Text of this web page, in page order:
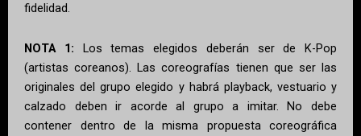
fidelidad.
NOTA 1: Los temas elegidos deberán ser de K-Pop
(artistas coreanos). Las coreografías tienen que ser las
originales del grupo elegido y habrá playback, vestuario y
calzado deben ir acorde al grupo a imitar. No debe
contener dentro de la misma propuesta coreográfica